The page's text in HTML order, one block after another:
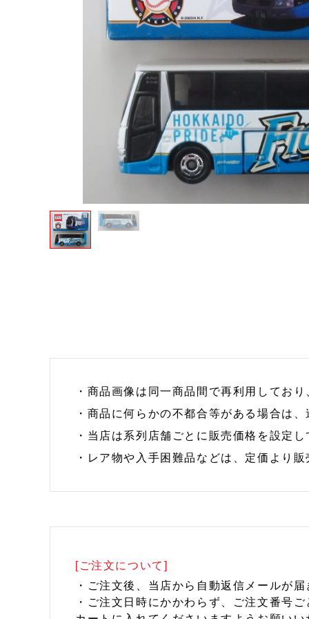
・商品画像は同一商品間で再利用してお
・商品に何らかの不都合等がある場合は
・当店は系列店舗ごとに販売価格を設定
・レア物や入手困難品などは、定価より
[ご注文について]
・ご注文後、当店から自動返信メールが
・ご注文日時にかかわらず、ご注文番号